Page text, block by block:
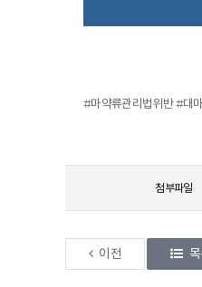
#마약류관리법위반 #대
첨부파일
이전